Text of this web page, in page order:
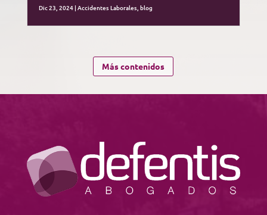
Dic 23, 2024| Accidentes Laborales, blog
Más contenidos